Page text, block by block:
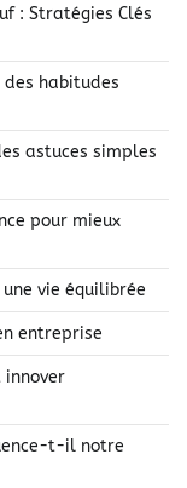
: Stratégies Clés
habitudes
astuces simples
pour mieux
vie équilibrée
entreprise
innover
t-il notre